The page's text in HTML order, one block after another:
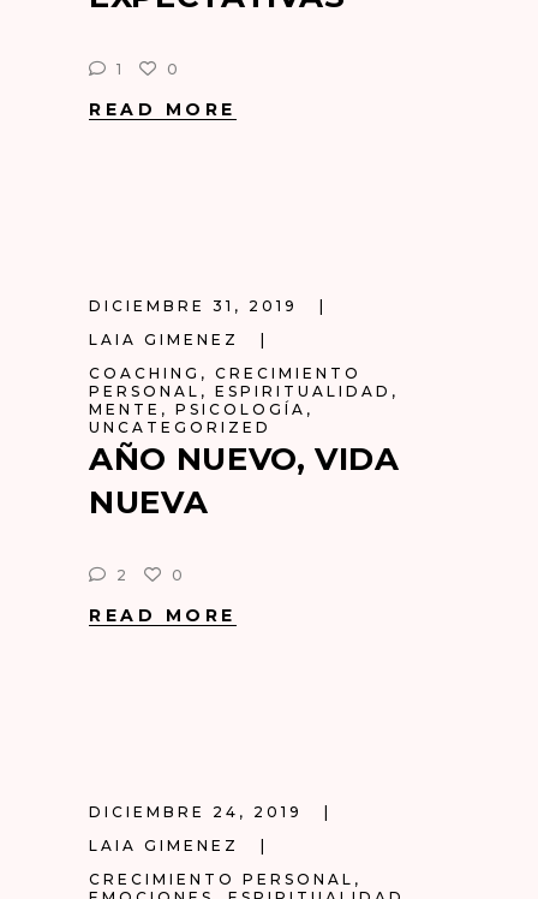
1 0
READ MORE
DICIEMBRE 31, 2019
LAIA GIMENEZ
COACHING , CRECIMIENTO
PERSONAL , ESPIRITUALIDAD ,
MENTE , PSICOLOGÍA ,
UNCATEGORIZED
AÑO NUEVO, VIDA
NUEVA
2 0
READ MORE
DICIEMBRE 24, 2019
LAIA GIMENEZ
CRECIMIENTO PERSONAL ,